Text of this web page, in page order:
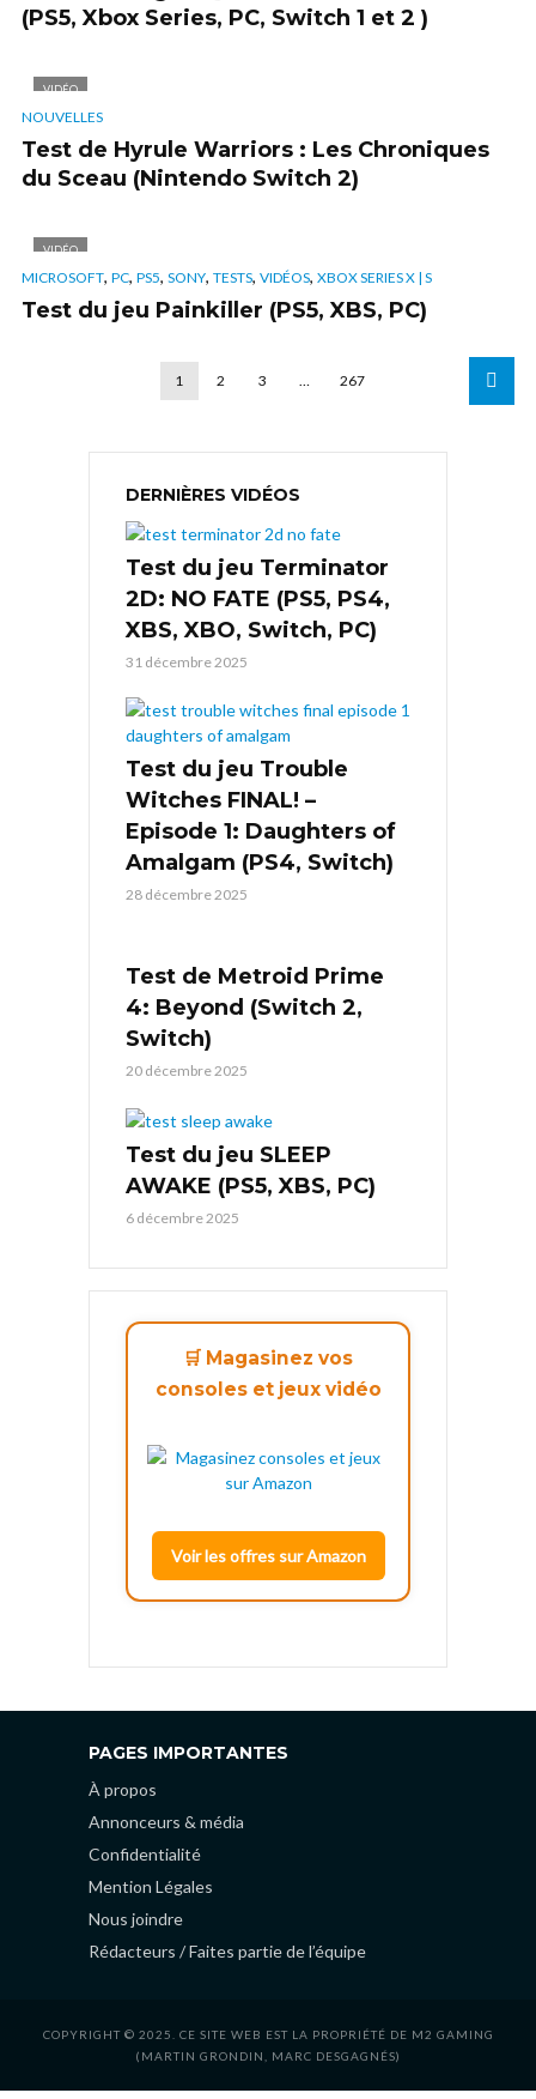
(PS5, Xbox Series, PC, Switch 1 et 2 )
VIDÉO
NOUVELLES
Test de Hyrule Warriors : Les Chroniques
du Sceau (Nintendo Switch 2)
VIDÉO
MICROSOFT, PC, PS5, SONY, TESTS, VIDÉOS, XBOX SERIES X | S
Test du jeu Painkiller (PS5, XBS, PC)
1 2 3 … 267
DERNIÈRES VIDÉOS
Test du jeu Terminator
2D: NO FATE (PS5, PS4,
XBS, XBO, Switch, PC)
31 décembre 2025
Test du jeu Trouble
Witches FINAL! –
Episode 1: Daughters of
Amalgam (PS4, Switch)
28 décembre 2025
Test de Metroid Prime
4: Beyond (Switch 2,
Switch)
20 décembre 2025
Test du jeu SLEEP
AWAKE (PS5, XBS, PC)
6 décembre 2025
🛒 Magasinez vos
consoles et jeux vidéo
Voir les offres sur Amazon
PAGES IMPORTANTES
À propos
Annonceurs & média
Confidentialité
Mention Légales
Nous joindre
Rédacteurs / Faites partie de l’équipe
COPYRIGHT © 2025. CE SITE WEB EST LA PROPRIÉTÉ DE M2 GAMING
(MARTIN GRONDIN, MARC DESGAGNÉS)